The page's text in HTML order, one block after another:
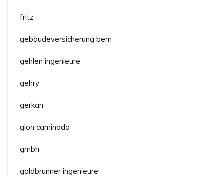
fritz
gebäudeversicherung bern
gehlen ingenieure
gehry
gerkan
gion caminada
gmbh
goldbrunner ingenieure